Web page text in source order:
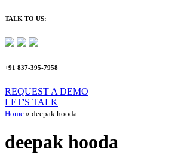
TALK TO US:
+91 837-395-7958
REQUEST A DEMO​
LET'S TALK
Home » deepak hooda
deepak hooda